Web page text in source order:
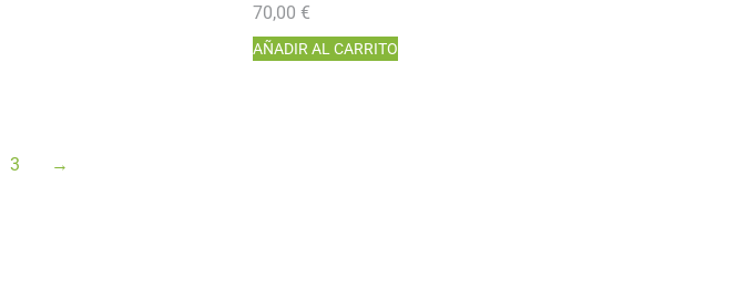
70,00€
AÑADIR AL CARRITO
3 →